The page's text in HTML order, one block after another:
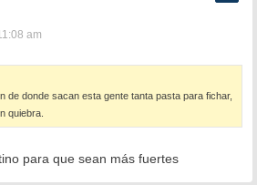
am
de donde sacan esta gente tanta pasta para fichar,
quiebra.
para que sean más fuertes